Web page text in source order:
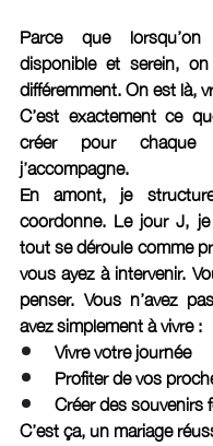
Parce que
disponible et serein,
différemment. On est là,
C’est exactement ce
créer pour chaque
j’accompagne.
En amont, je
coordonne. Le jour J,
tout se déroule comme
vous ayez à intervenir.
penser. Vous n’avez
avez simplement à vivre :
Vivre votre journée
Profiter de vos
Créer des souvenirs
C’est ça, un mariage